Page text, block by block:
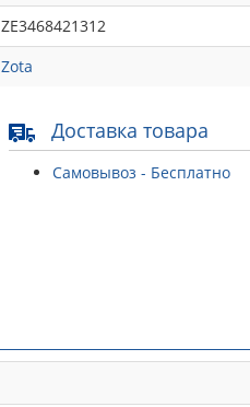
ZE3468421312
Zota
Доставка товара
Самовывоз - Бесплатно